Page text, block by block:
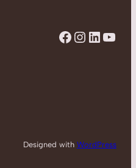
Facebook Instagram LinkedIn YouTube
Designed with WordPress